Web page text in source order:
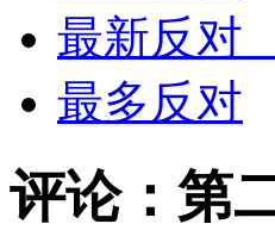
最新反对
最多反对
评论：第